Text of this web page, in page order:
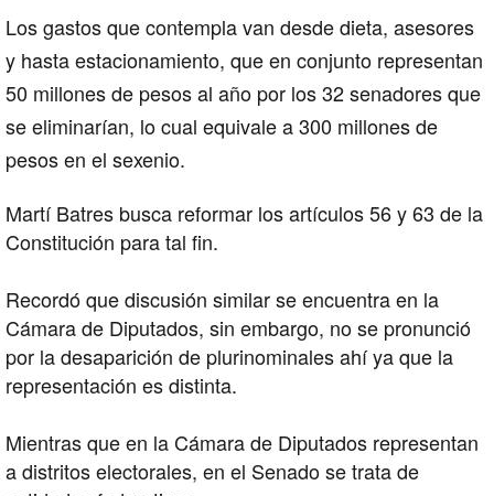
Los gastos que contempla van desde dieta, asesores
y hasta estacionamiento, que en conjunto representan
50 millones de pesos al año por los 32 senadores que
se eliminarían, lo cual equivale a 300 millones de
pesos en el sexenio.
Martí Batres busca reformar los artículos 56 y 63 de la
Constitución para tal fin.
Recordó que discusión similar se encuentra en la
Cámara de Diputados, sin embargo, no se pronunció
por la desaparición de plurinominales ahí ya que la
representación es distinta.
Mientras que en la Cámara de Diputados representan
a distritos electorales, en el Senado se trata de